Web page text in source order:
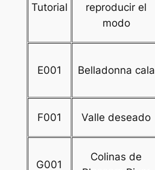
Tutorial
reproducir el
modo
E001 Belladonna cala
F001 Valle deseado
G001
Colinas de